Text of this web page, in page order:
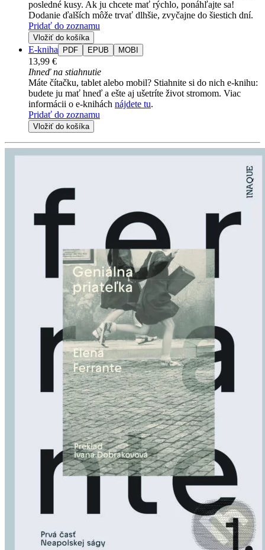
posledné kusy. Ak ju chcete mať rýchlo, ponáhľajte sa!
Dodanie ďalších môže trvať dlhšie, zvyčajne do šiestich dní.
Pridať do zoznamu
Vložiť do košíka
E-kniha PDF EPUB MOBI
13,99 €
Ihneď na stiahnutie
Máte čítačku, tablet alebo mobil? Stiahnite si do nich e-knihu:
budete ju mať hneď a ešte aj ušetríte život stromom. Viac
informácii o e-knihách nájdete tu.
Pridať do zoznamu
Vložiť do košíka